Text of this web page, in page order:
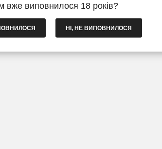
умови
з
що робить
зростання
З радістю повідомляємо
інтернет-магазину
пропонує унікальну
цигарок вроздріб,
блоку. Наш ресурс надає
вже виповнилося 18 років?
НІ, НЕ ВИПОВНИЛОСЯ